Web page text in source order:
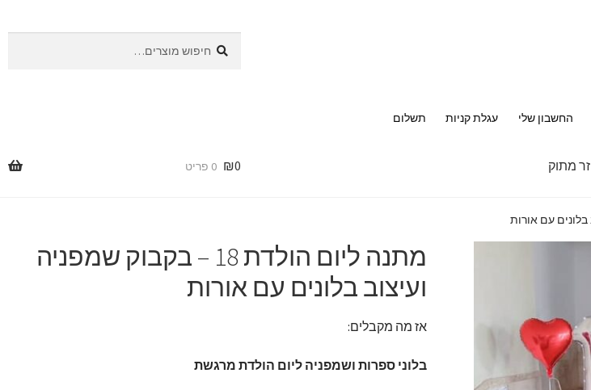
עבור:
החשבון שלי עגלת קניות תשלום
זר מתוק ₪0 0 פריט
מתנה ליום הולדת 18 – בקבוק שמפניה
ועיצוב בלונים עם אורות
אז מה מקבלים:
בלוני ספרות ושמפניה ליום הולדת מרגשת